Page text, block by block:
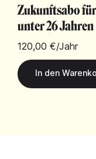
Zukunftsabo
unter 26 Jahren
120,00 €/Jahr